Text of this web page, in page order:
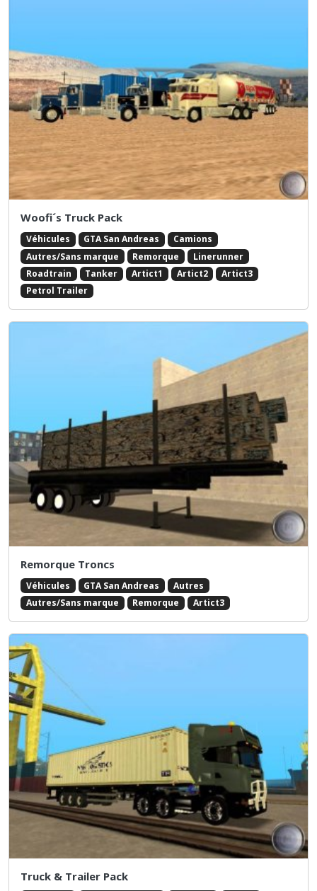
Woofi´s Truck Pack
Véhicules GTA San Andreas
Camions
Autres/Sans marque
Remorque
Linerunner
Roadtrain
Tanker Artict1 Artict2
Artict3
Petrol Trailer
Remorque Troncs
Véhicules GTA San Andreas
Autres
Autres/Sans marque
Remorque Artict3
Truck & Trailer Pack